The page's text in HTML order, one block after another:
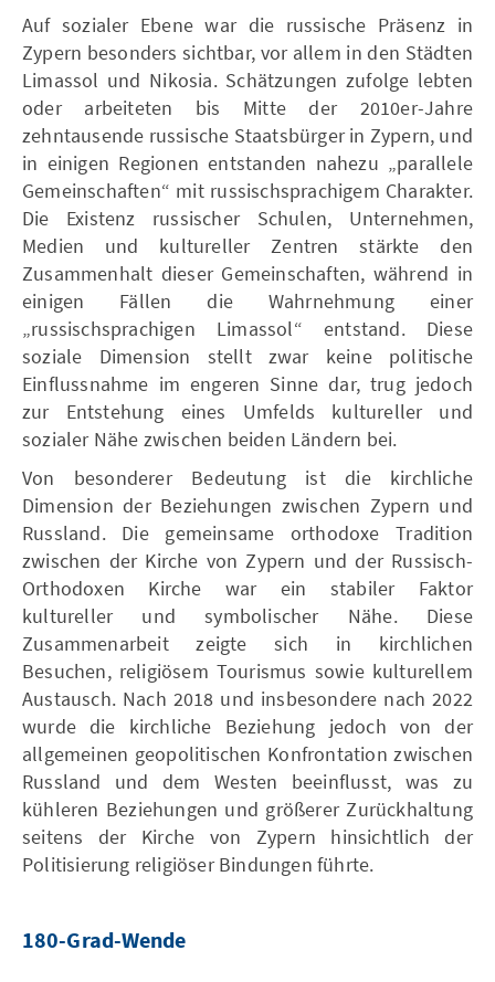
Auf sozialer Ebene war die russische Präsenz in
Zypern besonders sichtbar, vor allem in den Städten
Limassol und Nikosia. Schätzungen zufolge lebten
oder arbeiteten bis Mitte der 2010er-Jahre
zehntausende russische Staatsbürger in Zypern, und
in einigen Regionen entstanden nahezu „parallele
Gemeinschaften“ mit russischsprachigem Charakter.
Die Existenz russischer Schulen, Unternehmen,
Medien und kultureller Zentren stärkte den
Zusammenhalt dieser Gemeinschaften, während in
einigen Fällen die Wahrnehmung einer
„russischsprachigen Limassol“ entstand. Diese
soziale Dimension stellt zwar keine politische
Einflussnahme im engeren Sinne dar, trug jedoch
zur Entstehung eines Umfelds kultureller und
sozialer Nähe zwischen beiden Ländern bei.
Von besonderer Bedeutung ist die kirchliche
Dimension der Beziehungen zwischen Zypern und
Russland. Die gemeinsame orthodoxe Tradition
zwischen der Kirche von Zypern und der Russisch-
Orthodoxen Kirche war ein stabiler Faktor
kultureller und symbolischer Nähe. Diese
Zusammenarbeit zeigte sich in kirchlichen
Besuchen, religiösem Tourismus sowie kulturellem
Austausch. Nach 2018 und insbesondere nach 2022
wurde die kirchliche Beziehung jedoch von der
allgemeinen geopolitischen Konfrontation zwischen
Russland und dem Westen beeinflusst, was zu
kühleren Beziehungen und größerer Zurückhaltung
seitens der Kirche von Zypern hinsichtlich der
Politisierung religiöser Bindungen führte.
180-Grad-Wende